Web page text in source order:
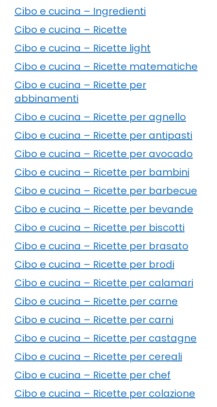
Cibo e cucina – Ingredienti
Cibo e cucina – Ricette
Cibo e cucina – Ricette light
Cibo e cucina – Ricette matematiche
Cibo e cucina – Ricette per
abbinamenti
Cibo e cucina – Ricette per agnello
Cibo e cucina – Ricette per antipasti
Cibo e cucina – Ricette per avocado
Cibo e cucina – Ricette per bambini
Cibo e cucina – Ricette per barbecue
Cibo e cucina – Ricette per bevande
Cibo e cucina – Ricette per biscotti
Cibo e cucina – Ricette per brasato
Cibo e cucina – Ricette per brodi
Cibo e cucina – Ricette per calamari
Cibo e cucina – Ricette per carne
Cibo e cucina – Ricette per carni
Cibo e cucina – Ricette per castagne
Cibo e cucina – Ricette per cereali
Cibo e cucina – Ricette per chef
Cibo e cucina – Ricette per colazione